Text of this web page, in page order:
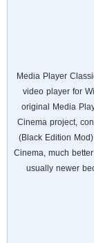
Media Player
video player for
original Media
Cinema project,
(Black Edition
Cinema, much
usually newer